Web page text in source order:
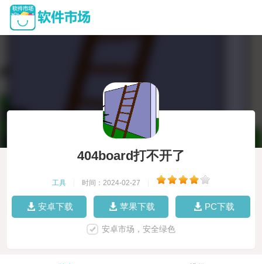
404board打不开了
工具 时间：2024-02-27
安卓下载 苹果下载 PC下载
安卓市场，安全绿色